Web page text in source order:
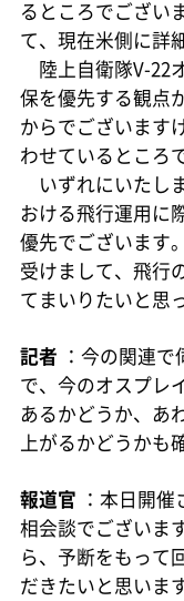
るところでござい
て、現在米側に詳
陸上自衛隊V-22
保を優先する観点
からでございます
わせているところ
いずれにいたし
おける飛行運用に
優先でございます
受けまして、飛行
てまいりたいと思
記者 ：今の関連
で、今のオスプレ
あるかどうか、あ
上がるかどうかも
報道官 ：本日開
相会談でございま
ら、予断をもって
だきたいと思います